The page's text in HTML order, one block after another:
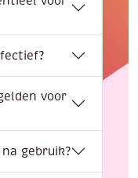
voor
gebruik?